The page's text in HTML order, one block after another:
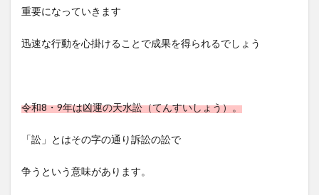
重要になっていきます
迅速な行動を心掛けることで成果を得られるでしょう
令和8・9年は凶運の天水訟（てんすいしょう）。
「訟」とはその字の通り訴訟の訟で
争うという意味があります。